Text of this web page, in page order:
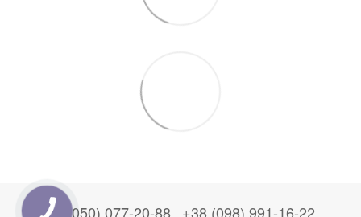
+38 (050) 077-20-88 +38 (098) 991-16-22